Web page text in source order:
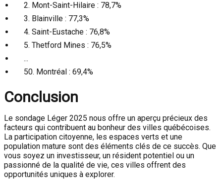
2. Mont-Saint-Hilaire : 78,7%
3. Blainville : 77,3%
4. Saint-Eustache : 76,8%
5. Thetford Mines : 76,5%
...
50. Montréal : 69,4%
Conclusion
Le sondage Léger 2025 nous offre un aperçu précieux des
facteurs qui contribuent au bonheur des villes québécoises.
La participation citoyenne, les espaces verts et une
population mature sont des éléments clés de ce succès. Que
vous soyez un investisseur, un résident potentiel ou un
passionné de la qualité de vie, ces villes offrent des
opportunités uniques à explorer.